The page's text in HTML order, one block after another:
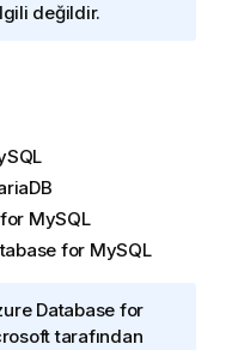
değildir.
MySQL
for MySQL
Database for
tarafından